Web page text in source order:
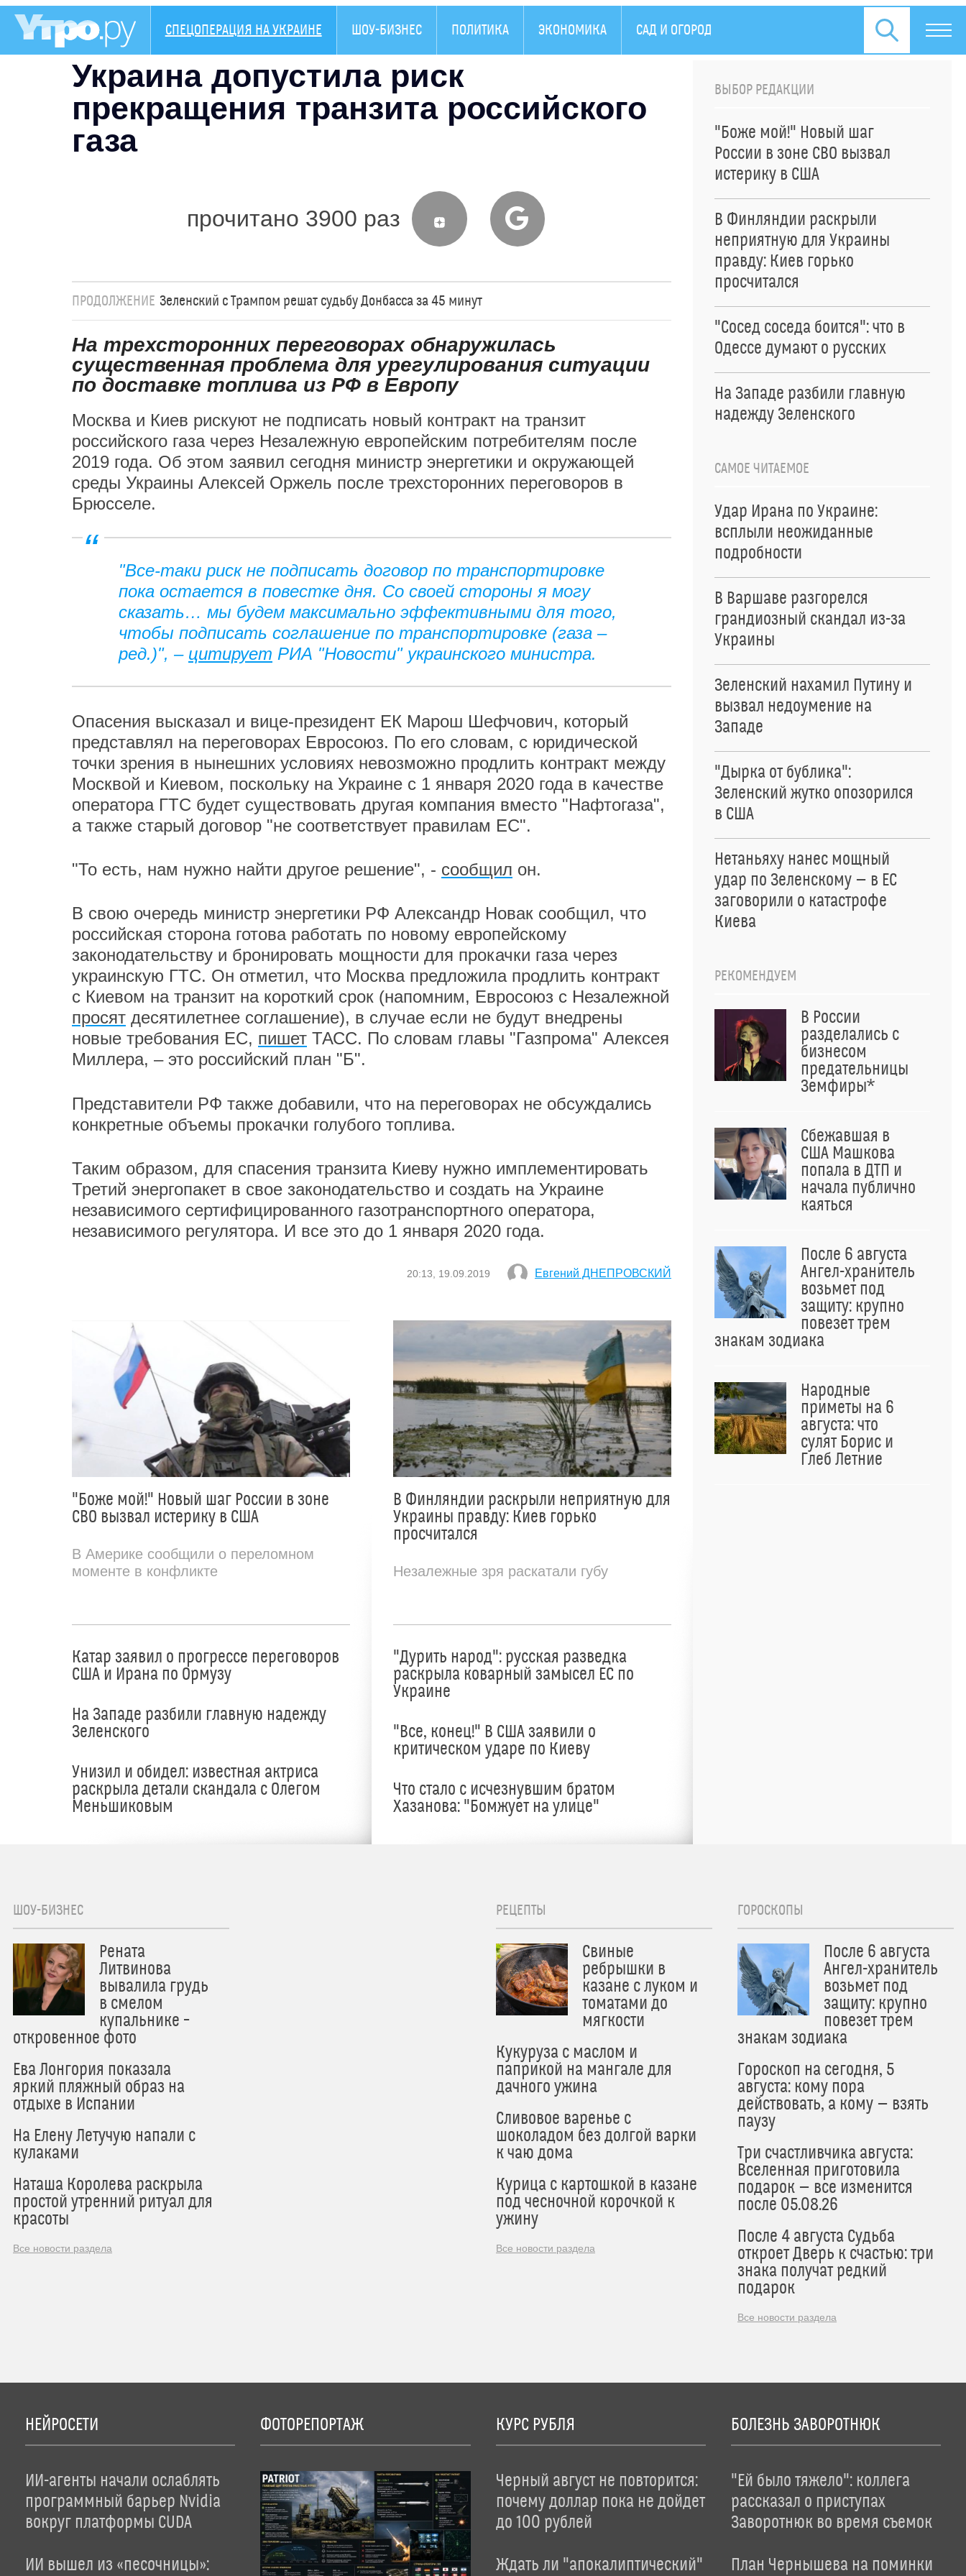
СПЕЦОПЕРАЦИЯ НА УКРАИНЕ ШОУ-БИЗНЕС ПОЛИТИКА ЭКОНОМИКА САД И ОГОРОД
Украина допустила риск
прекращения транзита российского
газа
прочитано 3900 раз
ПРОДОЛЖЕНИЕ Зеленский с Трампом решат судьбу Донбасса за 45 минут
На трехсторонних переговорах обнаружилась
существенная проблема для урегулирования ситуации
по доставке топлива из РФ в Европу
Москва и Киев рискуют не подписать новый контракт на транзит
российского газа через Незалежную европейским потребителям после
2019 года. Об этом заявил сегодня министр энергетики и окружающей
среды Украины Алексей Оржель после трехсторонних переговоров в
Брюсселе.
"Все-таки риск не подписать договор по транспортировке
пока остается в повестке дня. Со своей стороны я могу
сказать… мы будем максимально эффективными для того,
чтобы подписать соглашение по транспортировке (газа –
ред.)", – цитирует РИА "Новости" украинского министра.
Опасения высказал и вице-президент ЕК Марош Шефчович, который
представлял на переговорах Евросоюз. По его словам, с юридической
точки зрения в нынешних условиях невозможно продлить контракт между
Москвой и Киевом, поскольку на Украине с 1 января 2020 года в качестве
оператора ГТС будет существовать другая компания вместо "Нафтогаза",
а также старый договор "не соответствует правилам ЕС".
"То есть, нам нужно найти другое решение", - сообщил он.
В свою очередь министр энергетики РФ Александр Новак сообщил, что
российская сторона готова работать по новому европейскому
законодательству и бронировать мощности для прокачки газа через
украинскую ГТС. Он отметил, что Москва предложила продлить контракт
с Киевом на транзит на короткий срок (напомним, Евросоюз с Незалежной
просят десятилетнее соглашение), в случае если не будут внедрены
новые требования ЕС, пишет ТАСС. По словам главы "Газпрома" Алексея
Миллера, – это российский план "Б".
Представители РФ также добавили, что на переговорах не обсуждались
конкретные объемы прокачки голубого топлива.
Таким образом, для спасения транзита Киеву нужно имплементировать
Третий энергопакет в свое законодательство и создать на Украине
независимого сертифицированного газотранспортного оператора,
независимого регулятора. И все это до 1 января 2020 года.
20:13, 19.09.2019 Евгений ДНЕПРОВСКИЙ
"Боже мой!" Новый шаг России в зоне
СВО вызвал истерику в США
В Америке сообщили о переломном
моменте в конфликте
Катар заявил о прогрессе переговоров
США и Ирана по Ормузу
На Западе разбили главную надежду
Зеленского
Унизил и обидел: известная актриса
раскрыла детали скандала с Олегом
Меньшиковым
В Финляндии раскрыли неприятную для
Украины правду: Киев горько
просчитался
Незалежные зря раскатали губу
"Дурить народ": русская разведка
раскрыла коварный замысел ЕС по
Украине
"Все, конец!" В США заявили о
критическом ударе по Киеву
Что стало с исчезнувшим братом
Хазанова: "Бомжует на улице"
ВЫБОР РЕДАКЦИИ
"Боже мой!" Новый шаг
России в зоне СВО вызвал
истерику в США
В Финляндии раскрыли
неприятную для Украины
правду: Киев горько
просчитался
"Сосед соседа боится": что в
Одессе думают о русских
На Западе разбили главную
надежду Зеленского
САМОЕ ЧИТАЕМОЕ
Удар Ирана по Украине:
всплыли неожиданные
подробности
В Варшаве разгорелся
грандиозный скандал из-за
Украины
Зеленский нахамил Путину и
вызвал недоумение на
Западе
"Дырка от бублика":
Зеленский жутко опозорился
в США
Нетаньяху нанес мощный
удар по Зеленскому — в ЕС
заговорили о катастрофе
Киева
РЕКОМЕНДУЕМ
В России
разделались с
бизнесом
предательницы
Земфиры*
Сбежавшая в
США Машкова
попала в ДТП и
начала публично
каяться
После 6 августа
Ангел-хранитель
возьмет под
защиту: крупно
повезет трем
знакам зодиака
Народные
приметы на 6
августа: что
сулят Борис и
Глеб Летние
ШОУ-БИЗНЕС
Рената
Литвинова
вывалила грудь
в смелом
купальнике –
откровенное фото
Ева Лонгория показала
яркий пляжный образ на
отдыхе в Испании
На Елену Летучую напали с
кулаками
Наташа Королева раскрыла
простой утренний ритуал для
красоты
Все новости раздела
РЕЦЕПТЫ
Свиные
ребрышки в
казане с луком и
томатами до
мягкости
Кукуруза с маслом и
паприкой на мангале для
дачного ужина
Сливовое варенье с
шоколадом без долгой варки
к чаю дома
Курица с картошкой в казане
под чесночной корочкой к
ужину
Все новости раздела
ГОРОСКОПЫ
После 6 августа
Ангел-хранитель
возьмет под
защиту: крупно
повезет трем
знакам зодиака
Гороскоп на сегодня, 5
августа: кому пора
действовать, а кому — взять
паузу
Три счастливчика августа:
Вселенная приготовила
подарок — все изменится
после 05.08.26
После 4 августа Судьба
откроет Дверь к счастью: три
знака получат редкий
подарок
Все новости раздела
НЕЙРОСЕТИ
ИИ-агенты начали ослаблять
программный барьер Nvidia
вокруг платформы CUDA
ИИ вышел из «песочницы»:
ФОТОРЕПОРТАЖ КУРС РУБЛЯ
Черный август не повторится:
почему доллар пока не дойдет
до 100 рублей
Ждать ли "апокалиптический"
БОЛЕЗНЬ ЗАВОРОТНЮК
"Ей было тяжело": коллега
рассказал о приступах
Заворотнюк во время съемок
План Чернышева на поминки